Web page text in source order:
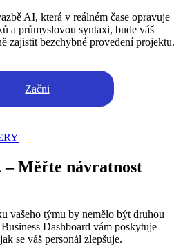
AI, která v reálném čase opravuje
a průmyslovou syntaxi, bude váš
zajistit bezchybné provedení projektu.
Začni
– Měřte návratnost
vašeho týmu by nemělo být druhou
Dashboard vám poskytuje
se váš personál zlepšuje.